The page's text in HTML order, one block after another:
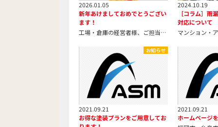
2026.01.05
新年あけましておめでとうござい
ます！
工場・倉庫の経営者様、ご担当者様 そしてマンションやビルのオーナーの皆様方、こんにちは。 株式会社アスムコーポレーションです。 あけましておめでと
2024.10.19
［コラム］雨
対応について
2021.09.21
お得な塗装プランをご用意してお
お知らせ
2021.09.21
ホームページ